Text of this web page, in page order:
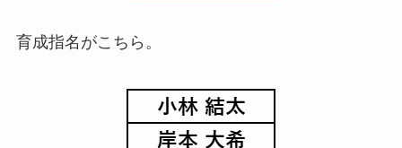
育成指名がこちら。